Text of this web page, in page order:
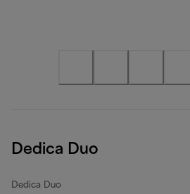
Dedica Duo
Dedica Duo